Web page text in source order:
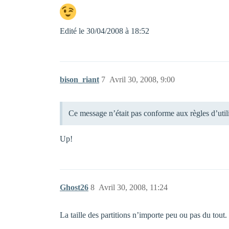
Edité le 30/04/2008 à 18:52
bison_riant Avril 30, 2008, 9:00
7
Ce message n’était pas conforme aux règles
Up!
Ghost26 Avril 30, 2008, 11:24
8
La taille des partitions n’importe peu ou pas du tout.